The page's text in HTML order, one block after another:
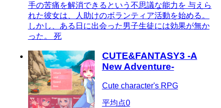
手の苦痛を解消できるという不思議な能力を 与えら
れた彼女は、人助けのボランティア活動を始める。
しかし、ある日に出会った男子生徒には効果が無か
った。 死
CUTE&FANTASY3 -A
New Adventure-
Cute character's RPG
平均点0